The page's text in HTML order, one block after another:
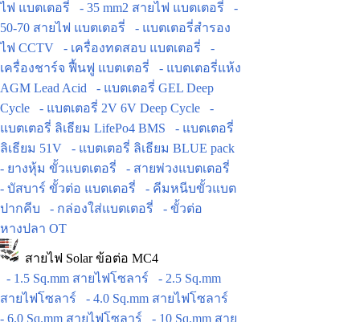
ไฟ แบตเตอรี่
- 35 mm2 สายไฟ แบตเตอรี่
-
50-70 สายไฟ แบตเตอรี่
- แบตเตอรี่สำรอง
ไฟ CCTV
- เครื่องทดสอบ แบตเตอรี่
-
เครื่องชาร์จ ฟื้นฟู แบตเตอรี่
- แบตเตอรี่แห้ง
AGM Lead Acid
- แบตเตอรี่ GEL Deep
Cycle
- แบตเตอรี่ 2V 6V Deep Cycle
-
แบตเตอรี่ ลิเธียม LifePo4 BMS
- แบตเตอรี่
ลิเธียม 51V
- แบตเตอรี่ ลิเธียม BLUE pack
- ยางหุ้ม ขั้วแบตเตอรี่
- สายพ่วงแบตเตอรี่
- บัสบาร์ ขั้วต่อ แบตเตอรี่
- คีมหนีบขั้วแบต
ปากคีบ
- กล่องใส่แบตเตอรี่
- ขั้วต่อ
หางปลา OT
สายไฟ Solar ข้อต่อ MC4
- 1.5 Sq.mm สายไฟโซลาร์
- 2.5 Sq.mm
สายไฟโซลาร์
- 4.0 Sq.mm สายไฟโซลาร์
- 6.0 Sq.mm สายไฟโซลาร์
- 10 Sq.mm สาย